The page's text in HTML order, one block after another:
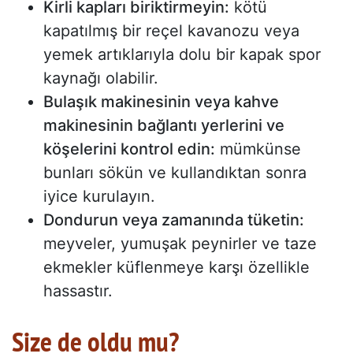
Kirli kapları biriktirmeyin: kötü
kapatılmış bir reçel kavanozu veya
yemek artıklarıyla dolu bir kapak spor
kaynağı olabilir.
Bulaşık makinesinin veya kahve
makinesinin bağlantı yerlerini ve
köşelerini kontrol edin: mümkünse
bunları sökün ve kullandıktan sonra
iyice kurulayın.
Dondurun veya zamanında tüketin:
meyveler, yumuşak peynirler ve taze
ekmekler küflenmeye karşı özellikle
hassastır.
Size de oldu mu?